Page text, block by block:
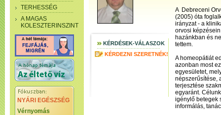
TERHESSÉG
A MAGAS
KOLESZTERINSZINT
NYÁRI EGÉSZSÉG
Vérnyomás
KÉRDÉSEK-VÁLASZOK
KÉRDEZNI SZERETNÉK!
A Debreceni
(2005) óta
irányzat - a
orvosi
hazánkban és
tettem.
A homeopátiát
azonban most
egyesületet,
népszerűsítése,
terjesztése
egyaránt.
igénylő betegek
informálás,